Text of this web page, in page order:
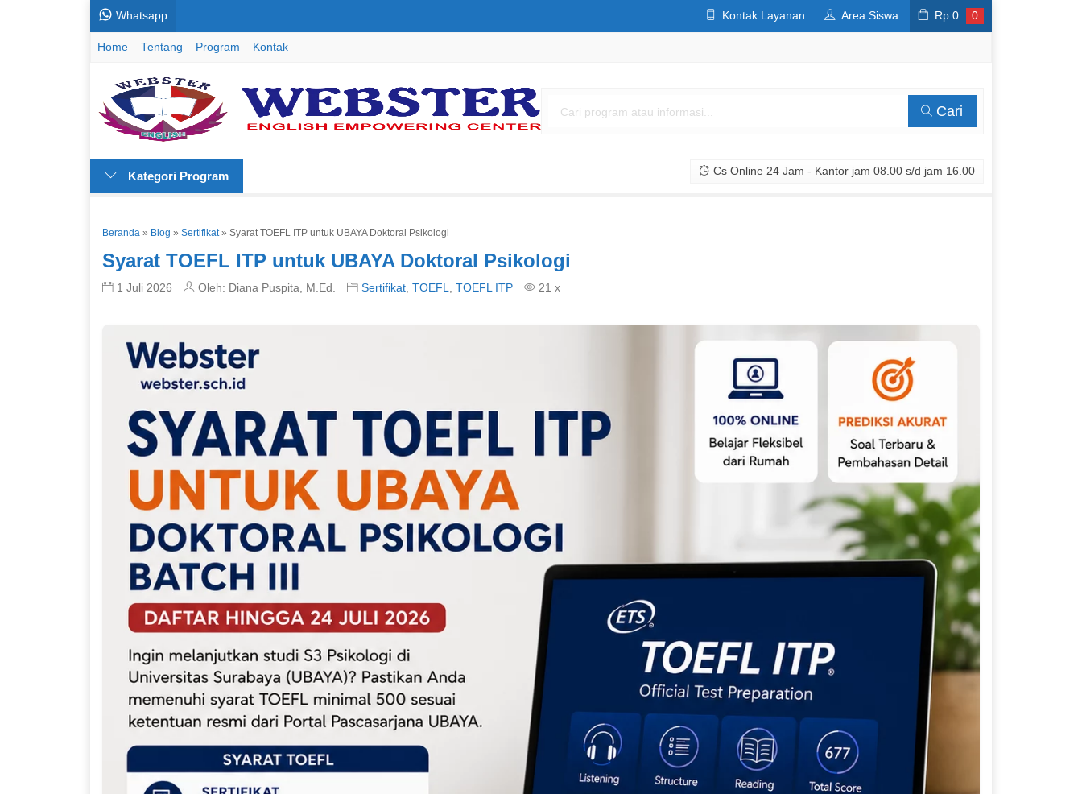
Whatsapp Kontak Layanan Area Siswa Rp 0 0
Home Tentang Program Kontak
Cari
Kategori Program Cs Online 24 Jam - Kantor jam 08.00 s/d jam 16.00
Beranda » Blog » Sertifikat» Syarat TOEFL ITP untuk UBAYA Doktoral Psikologi
Syarat TOEFL ITP untuk UBAYA Doktoral Psikologi
1 Juli 2026 Oleh: Diana Puspita, M.Ed. Sertifikat, TOEFL, TOEFL ITP 21 x